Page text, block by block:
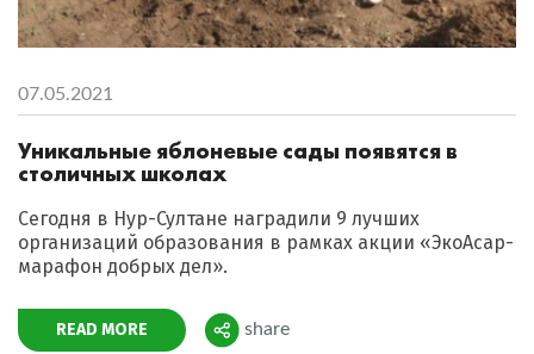
07.05.2021
Уникальные яблоневые сады появятся в
столичных школах
Сегодня в Нур-Султане наградили 9 лучших
организаций образования в рамках акции «ЭкоАсар-
марафон добрых дел».
READ MORE Поделиться
share